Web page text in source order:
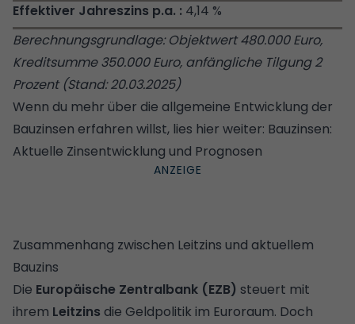
4,14 %
Berechnungsgrundlage: Objektwert 480.000 Euro,
Kreditsumme 350.000 Euro, anfängliche Tilgung 2
Prozent (Stand: 20.03.2025)
Wenn du mehr über die allgemeine Entwicklung der
Bauzinsen erfahren willst, lies hier weiter: Bauzinsen:
Aktuelle Zinsentwicklung und Prognosen
Zusammenhang zwischen Leitzins und aktuellem
Bauzins
Die Europäische Zentralbank (EZB) steuert mit
ihrem Leitzins die Geldpolitik im Euroraum. Doch